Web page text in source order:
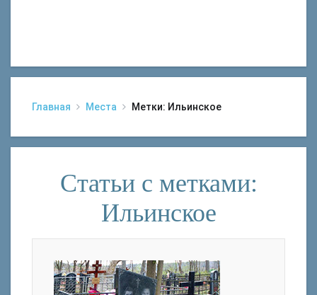
Главная Места Метки: Ильинское
Статьи с метками:
Ильинское